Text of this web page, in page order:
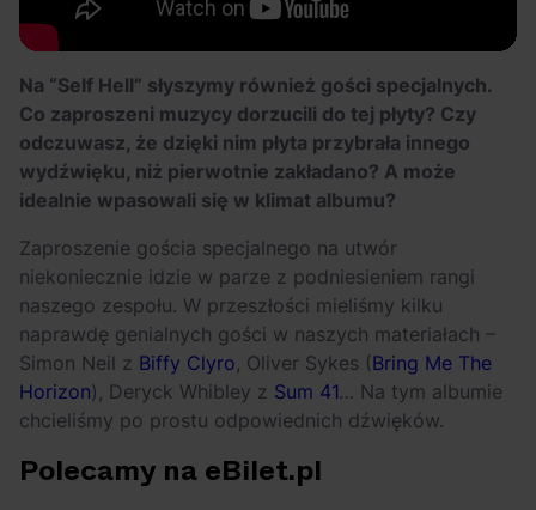
Na “Self Hell” słyszymy również gości specjalnych.
Co zaproszeni muzycy dorzucili do tej płyty? Czy
odczuwasz, że dzięki nim płyta przybrała innego
wydźwięku, niż pierwotnie zakładano? A może
idealnie wpasowali się w klimat albumu?
Zaproszenie gościa specjalnego na utwór
niekoniecznie idzie w parze z podniesieniem rangi
naszego zespołu. W przeszłości mieliśmy kilku
naprawdę genialnych gości w naszych materiałach –
Simon Neil z Biffy Clyro, Oliver Sykes (Bring Me The
Horizon), Deryck Whibley z Sum 41… Na tym albumie
chcieliśmy po prostu odpowiednich dźwięków.
Polecamy na eBilet.pl